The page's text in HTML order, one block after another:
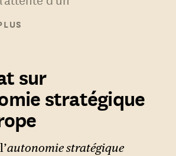
de cap des
publiques suffisant
des principaux
européens et
La montée des
illibéraux ou
populistes, dont
sur
stratégique
autonomie stratégique